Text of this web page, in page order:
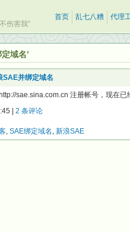
伤害我”
首页 乱七八糟 代理
域名’
SAE并绑定域名
sae.sina.com.cn 注册帐号，现在
| 2 条评论
, SAE绑定域名 , 新浪SAE